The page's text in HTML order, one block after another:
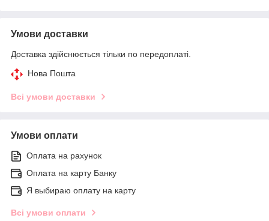
Умови доставки
Доставка здійснюється тільки по передоплаті.
Нова Пошта
Всі умови доставки
Умови оплати
Оплата на рахунок
Оплата на карту Банку
Я выбираю оплату на карту
Всі умови оплати